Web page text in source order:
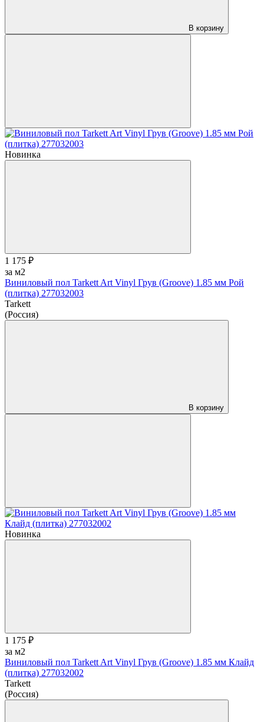
В корзину
Новинка
1 175 ₽
за м2
Виниловый пол Tarkett Art Vinyl Грув (Groove) 1.85 мм Рой
(плитка) 277032003
Tarkett
(Россия)
В корзину
Новинка
1 175 ₽
за м2
Виниловый пол Tarkett Art Vinyl Грув (Groove) 1.85 мм Клайд
(плитка) 277032002
Tarkett
(Россия)